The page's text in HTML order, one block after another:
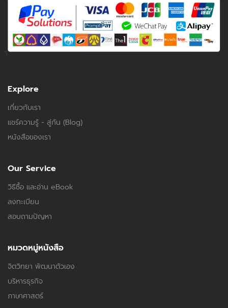
Explore
เกี่ยวกับเรา
แชร์ความรู้ - สู่กัน (Blog)
หนังสือของเรา
Our Service
วิธีซื้อ และอ่าน eBook
ลงทะเบียน
สอบถามปัญหา
หมวดหมู่หนังสือ
จิตวิทยา พัฒนาตัวเอง
บริหารธุรกิจ
ภาษาศาสตร์